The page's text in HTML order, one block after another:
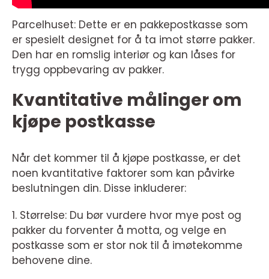
Parcelhuset: Dette er en pakkepostkasse som
er spesielt designet for å ta imot større pakker.
Den har en romslig interiør og kan låses for
trygg oppbevaring av pakker.
Kvantitative målinger om
kjøpe postkasse
Når det kommer til å kjøpe postkasse, er det
noen kvantitative faktorer som kan påvirke
beslutningen din. Disse inkluderer:
1. Størrelse: Du bør vurdere hvor mye post og
pakker du forventer å motta, og velge en
postkasse som er stor nok til å imøtekomme
behovene dine.